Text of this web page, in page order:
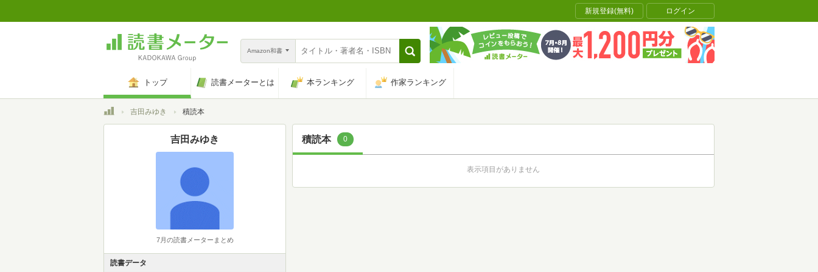
新規登録(無料) ログイン
Amazon和書
トップ 読書メーターとは 本ランキング 作家ランキング
トップ吉田みゆき 積読本
積読本 0
表示項目がありません
吉田みゆき
7月の読書メーターまとめ
読書データ